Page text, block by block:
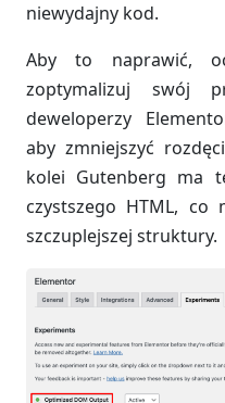
niewydajny kod.
Aby to naprawić,
zoptymalizuj swój
deweloperzy
aby zmniejszyć
kolei Gutenberg ma
czystszego HTML,
szczuplejszej struktury.